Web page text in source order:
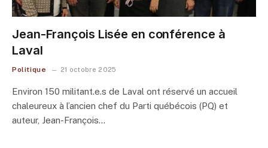
Jean-François Lisée en conférence à
Laval
Politique 21 octobre 2025
Environ 150 militant.e.s de Laval ont réservé un accueil
chaleureux à l’ancien chef du Parti québécois (PQ) et
auteur, Jean-François…